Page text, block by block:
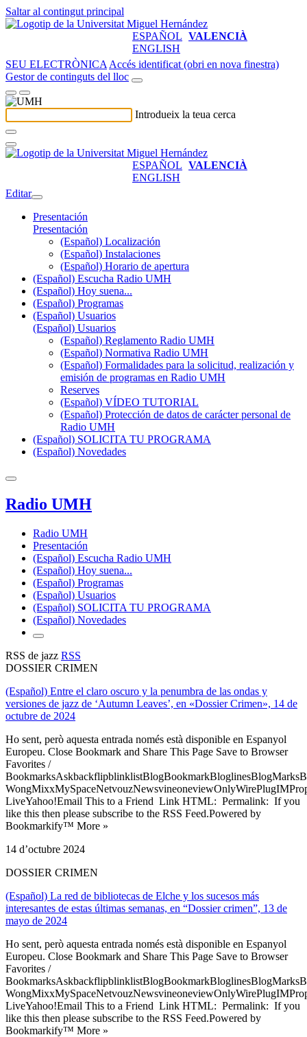
Saltar al contingut principal
ESPAÑOL VALENCIÀ
ENGLISH
SEU ELECTRÒNICA Accés identificat (obri en nova finestra)
Gestor de continguts del lloc
Introdueix la teua cerca
ESPAÑOL VALENCIÀ
ENGLISH
Editar
Presentación
Presentación
(Español) Localización
(Español) Instalaciones
(Español) Horario de apertura
(Español) Escucha Radio UMH
(Español) Hoy suena...
(Español) Programas
(Español) Usuarios
(Español) Usuarios
(Español) Reglamento Radio UMH
(Español) Normativa Radio UMH
(Español) Formalidades para la solicitud, realización y
emisión de programas en Radio UMH
Reserves
(Español) VÍDEO TUTORIAL
(Español) Protección de datos de carácter personal de
Radio UMH
(Español) SOLICITA TU PROGRAMA
(Español) Novedades
Radio UMH
Radio UMH
Presentación
(Español) Escucha Radio UMH
(Español) Hoy suena...
(Español) Programas
(Español) Usuarios
(Español) SOLICITA TU PROGRAMA
(Español) Novedades
RSS de jazz RSS
DOSSIER CRIMEN
(Español) Entre el claro oscuro y la penumbra de las ondas y
versiones de jazz de ‘Autumn Leaves’, en «Dossier Crimen», 14 de
octubre de 2024
Ho sent, però aquesta entrada només està disponible en Espanyol
Europeu. Close Bookmark and Share This Page Save to Browser
Favorites /
LiveYahoo!Email This to a Friend Link HTML: Permalink: If you
like this then please subscribe to the RSS Feed.Powered by
Bookmarkify™ More »
14 d’octubre 2024
DOSSIER CRIMEN
(Español) La red de bibliotecas de Elche y los sucesos más
interesantes de estas últimas semanas, en “Dossier crimen”, 13 de
mayo de 2024
Ho sent, però aquesta entrada només està disponible en Espanyol
Europeu. Close Bookmark and Share This Page Save to Browser
Favorites /
LiveYahoo!Email This to a Friend Link HTML: Permalink: If you
like this then please subscribe to the RSS Feed.Powered by
Bookmarkify™ More »